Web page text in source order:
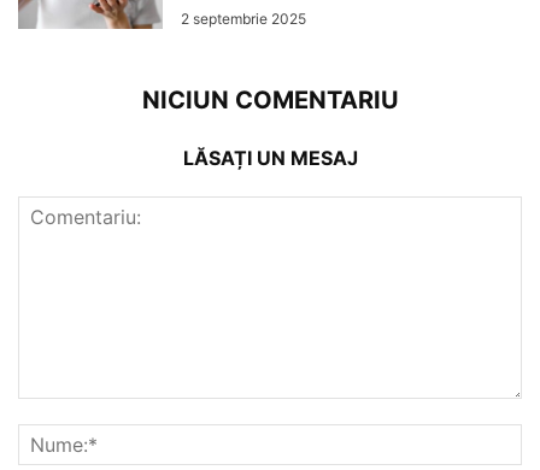
2 septembrie 2025
NICIUN COMENTARIU
LĂSAȚI UN MESAJ